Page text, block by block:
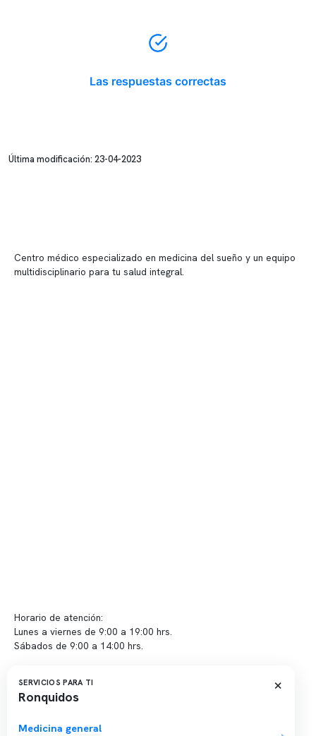
Las respuestas correctas
Última modificación: 23-04-2023
Centro médico especializado en medicina del sueño y un equipo
multidisciplinario para tu salud integral.
Horario de atención:
Lunes a viernes de 9:00 a 19:00 hrs.
Sábados de 9:00 a 14:00 hrs.
Sucursales
📍 Vitacura: Av. Kennedy 5488, Patio Inglés, piso -1, local 003
📍 Providencia: Av. Andrés Bello 2337, local 2
SERVICIOS PARA TI
Ronquidos
×
Medicina general